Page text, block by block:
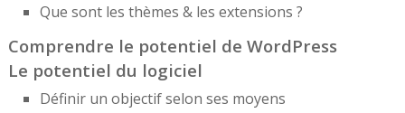
Que sont les thèmes & les extensions ?
Comprendre le potentiel de WordPress
Le potentiel du logiciel
Définir un objectif selon ses moyens